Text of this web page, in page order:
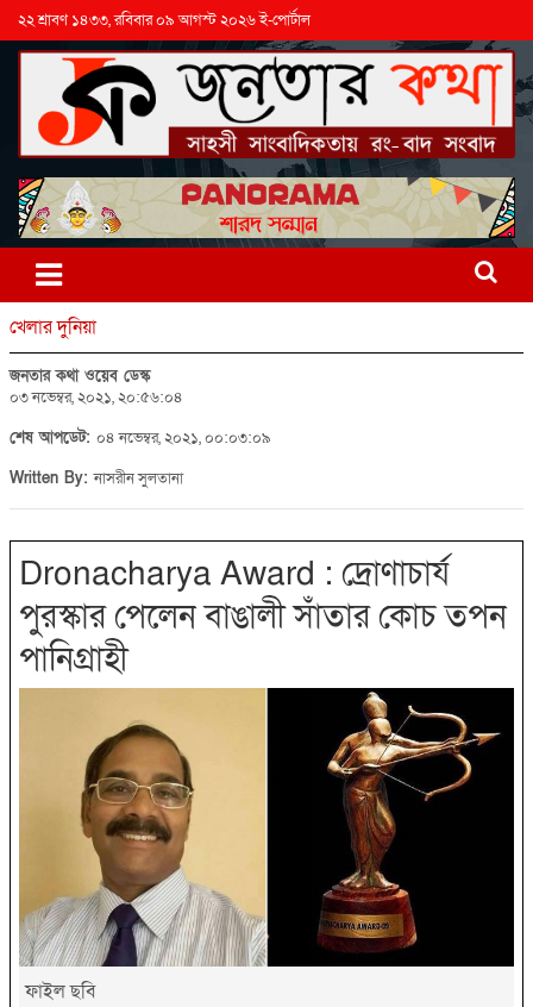
২২ শ্রাবণ ১৪৩৩, রবিবার ০৯ আগস্ট ২০২৬ ই-পোর্টাল
খেলার দুনিয়া
জনতার কথা ওয়েব ডেস্ক
০৩ নভেম্বর, ২০২১, ২০:৫৬:০৪
শেষ আপডেট: ০৪ নভেম্বর, ২০২১, ০০:০৩:০৯
Written By:নাসরীন সুলতানা
Dronacharya Award : দ্রোণাচার্য
পুরস্কার পেলেন বাঙালী সাঁতার কোচ তপন
পানিগ্রাহী
ফাইল ছবি